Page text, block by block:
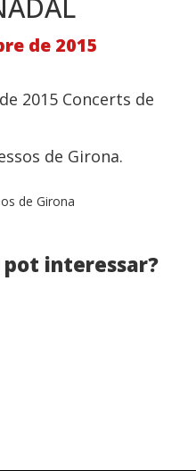
de 2015
2015 Concerts de
de Girona.
de Girona
pot interessar?